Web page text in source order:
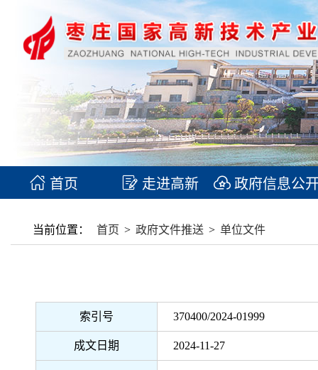
首页 走进高新 政府信息公
当前位置： 首页 > 政府文件推送 > 单位文件
索引号 370400/2024-01999
成文日期 2024-11-27